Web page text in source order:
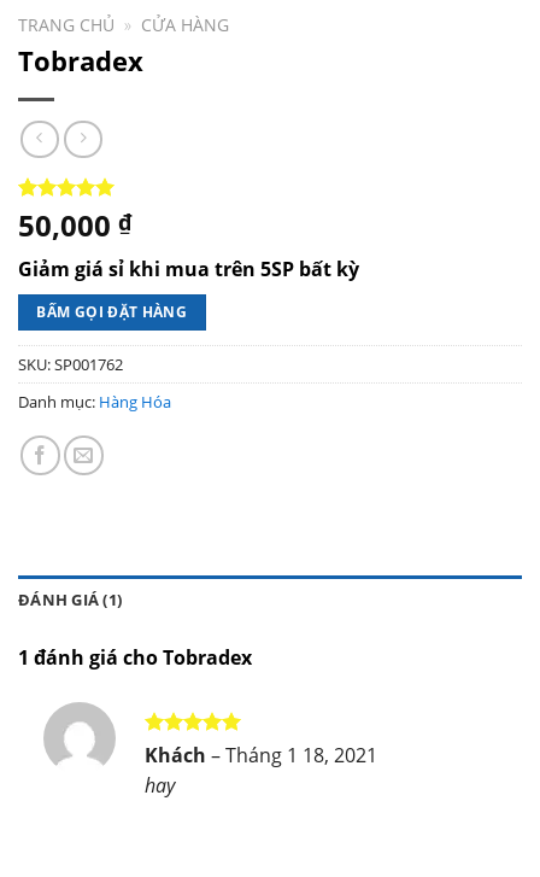
TRANG CHỦ » CỬA HÀNG
Tobradex
5.00 trên 5
dựa trên
1
đánh giá
50,000 ₫
Giảm giá sỉ khi mua trên 5SP bất kỳ
BẤM GỌI ĐẶT HÀNG
SKU:SP001762
Danh mục: Hàng Hóa
ĐÁNH GIÁ (1)
1 đánh giá choTobradex
Được xếp
sao
Khách –Tháng 1 18, 2021
hay